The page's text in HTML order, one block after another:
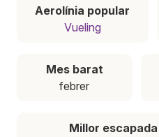
Aerolínia popular
Vueling
Mes barat
febrer
Millor escapada